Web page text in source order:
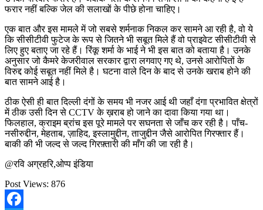
फरार नहीं बल्कि जेल की सलाखों के पीछे होना चाहिए।
एक बात और इस मामले में जो सबसे शर्मनाक निकल कर सामने आ रही है, वो ये
कि सीसीटीवी फुटेज के रूप से जितने भी सबूत मिले हैं वो प्राइवेट सीसीटीवी से
लिए हुए बताए जा रहे हैं। रिंकू शर्मा के भाई ने भी इस बात को बताया है। उनके
अनुसार जो कैमरे केजरीवाल सरकार द्वारा लगवाए गए थे, उनसे आरोपितों के
विरुद्द कोई सबूत नहीं मिले है। घटना वाले दिन के बाद से उनके खराब होने की
बात सामने आई है।
ठीक ऐसी ही बात दिल्ली दंगों के समय भी नजर आई थी जहाँ दंगा प्रभावित क्षेत्रों
में ठीक उसी दिन से CCTV के ख़राब हो जाने का दावा किया गया था।
फिलहाल, क्राइम ब्रांच इस पूरे मामले पर सघनता से जाँच कर रही है। पाँच-
नसीरुद्दीन, मेहताब, ज़ाहिद, इस्लामुद्दीन, ताजुद्दीन जैसे आरोपित गिरफ्तार हैं।
बाकी की भी जल्द से जल्द गिरफ़्तारी की माँग की जा रही है।
@रवि अग्रहरि,ओप्प इंडिया
Post Views: 876